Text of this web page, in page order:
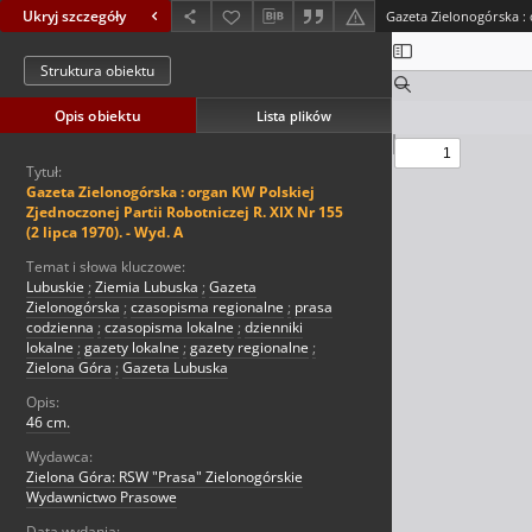
Ukryj szczegóły
Struktura obiektu
Opis obiektu Lista plików
Tytuł:
Gazeta Zielonogórska : organ KW Polskiej
Zjednoczonej Partii Robotniczej R. XIX Nr 155
(2 lipca 1970). - Wyd. A
Temat i słowa kluczowe:
Lubuskie ; Ziemia Lubuska ; Gazeta
Zielonogórska ; czasopisma regionalne ; prasa
codzienna ; czasopisma lokalne ; dzienniki
lokalne ; gazety lokalne ; gazety regionalne ;
Zielona Góra ; Gazeta Lubuska
Opis:
46 cm.
Wydawca:
Zielona Góra: RSW "Prasa" Zielonogórskie
Wydawnictwo Prasowe